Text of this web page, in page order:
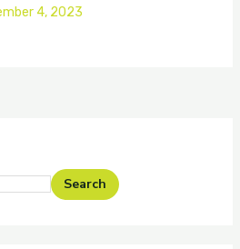
4, 2023
Search